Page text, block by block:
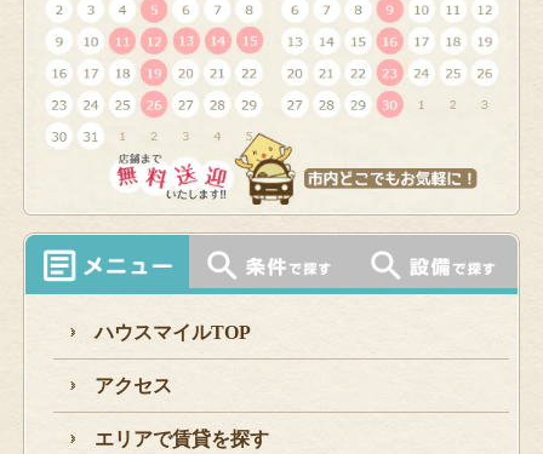
ハウスマイルTOP
アクセス
エリアで賃貸を探す